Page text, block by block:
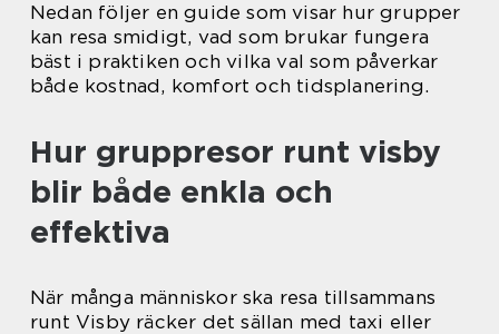
Nedan följer en guide som visar hur grupper
kan resa smidigt, vad som brukar fungera
bäst i praktiken och vilka val som påverkar
både kostnad, komfort och tidsplanering.
Hur gruppresor runt visby
blir både enkla och
effektiva
När många människor ska resa tillsammans
runt Visby räcker det sällan med taxi eller